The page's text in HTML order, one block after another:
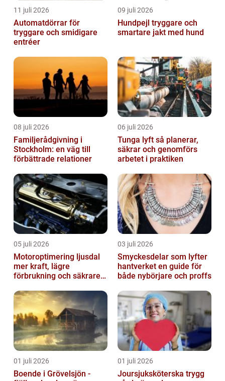
11 juli 2026
Automatdörrar för
tryggare och smidigare
entréer
09 juli 2026
Hundpejl tryggare och
smartare jakt med hund
08 juli 2026
Familjerådgivning i
Stockholm: en väg till
förbättrade relationer
06 juli 2026
Tunga lyft så planerar,
säkrar och genomförs
arbetet i praktiken
05 juli 2026
Motoroptimering ljusdal
mer kraft, lägre
förbrukning och säkrare
03 juli 2026
Smyckesdelar som lyfter
hantverket en guide för
både nybörjare och proffs
01 juli 2026
Boende i Grövelsjön -
01 juli 2026
Joursjuksköterska trygg